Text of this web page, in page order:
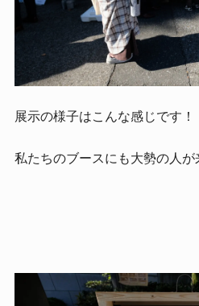
展示の様子はこんな感じです！
私たちのブースにも大勢の人が